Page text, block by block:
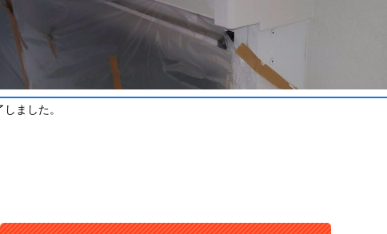
ました。